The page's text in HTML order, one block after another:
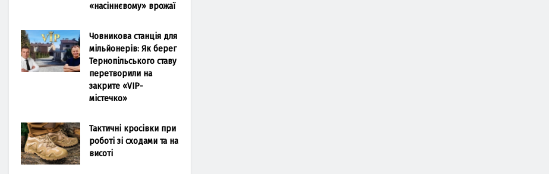
«насіннєвому» врожаї
Човникова станція для
мільйонерів: Як берег
Тернопільського ставу
перетворили на
закрите «VIP-
містечко»
Тактичні кросівки при
роботі зі сходами та на
висоті